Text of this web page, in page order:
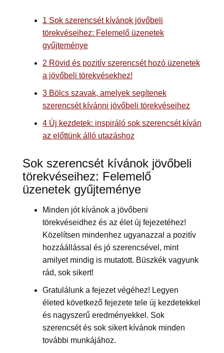
1 Sok szerencsét kívánok jövőbeli
törekvéseihez: Felemelő üzenetek
gyűjteménye
2 Rövid és pozitív szerencsét hozó üzenetek
a jövőbeli törekvésekhez!
3 Bölcs szavak, amelyek segítenek
szerencsét kívánni jövőbeli törekvéseihez
4 Új kezdetek: inspiráló sok szerencsét kíván
az előttünk álló utazáshoz
Sok szerencsét kívánok jövőbeli
törekvéseihez: Felemelő
üzenetek gyűjteménye
Minden jót kívánok a jövőbeni
törekvéseidhez és az élet új fejezetéhez!
Közelítsen mindenhez ugyanazzal a pozitív
hozzáállással és jó szerencsével, mint
amilyet mindig is mutatott. Büszkék vagyunk
rád, sok sikert!
Gratulálunk a fejezet végéhez! Legyen
életed következő fejezete tele új kezdetekkel
és nagyszerű eredményekkel. Sok
szerencsét és sok sikert kívánok minden
további munkájához.